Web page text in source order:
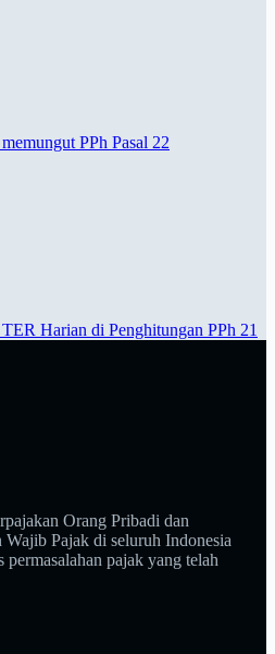
PPh Pasal 22
Harian di Penghitungan PPh 21
Orang Pribadi dan
Wajib Pajak di seluruh Indonesia
permasalahan pajak yang telah